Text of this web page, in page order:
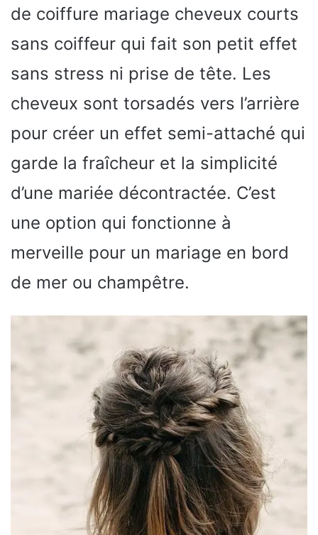
de coiffure mariage cheveux courts
sans coiffeur qui fait son petit effet
sans stress ni prise de tête. Les
cheveux sont torsadés vers l’arrière
pour créer un effet semi-attaché qui
garde la fraîcheur et la simplicité
d’une mariée décontractée. C’est
une option qui fonctionne à
merveille pour un mariage en bord
de mer ou champêtre.